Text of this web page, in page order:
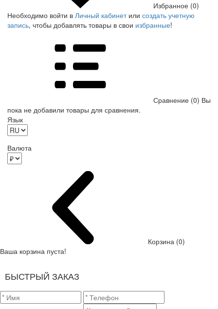
Избранное (0)
Необходимо войти в Личный кабинетили создать учетную
запись, чтобы добавлять товары в свои избранные!
Сравнение (0) Вы
пока не добавили товары для сравнения.
Язык
Валюта
Корзина (0)
Ваша корзина пуста!
БЫСТРЫЙ ЗАКАЗ